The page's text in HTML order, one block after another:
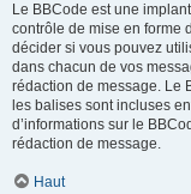
Le BBCode est une
contrôle de mise en forme
décider si vous pouvez
dans chacun de vos
rédaction de message. Le
les balises sont incluses
d’informations sur le
rédaction de message.
Haut